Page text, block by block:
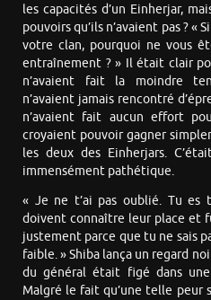
les capacités d’un Einherjar,
pouvoirs qu’ils n’avaient pas ? «
votre clan, pourquoi ne vous
entraînement ? » Il était clair
n’avaient fait la moindre
n’avaient jamais rencontré
n’avaient fait aucun effort
croyaient pouvoir gagner
les deux des Einherjars.
immensément pathétique.
« Je ne t’ai pas oublié. Tu es
doivent connaître leur place et
justement parce que tu ne sais
faible. » Shiba lança un regard
du général était figé dans
Malgré le fait qu’une telle